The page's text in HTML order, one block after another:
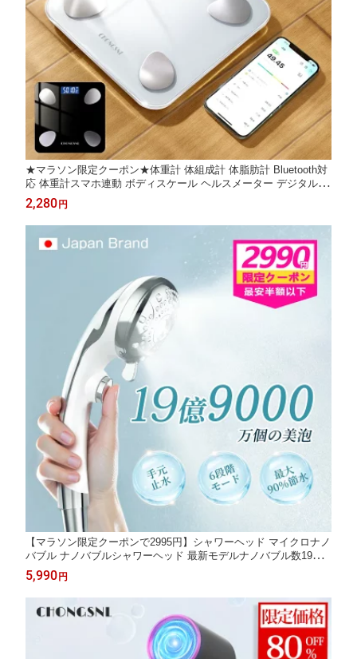
★マラソン限定クーポン★体重計 体組成計 体脂肪計 Bluetooth対
応 体重計スマホ連動 ボディスケール ヘルスメーター デジタル体
重計 シンプル軽量薄型 高精度 iOS/Android体脂肪率 BMI値 筋肉
量 基礎代謝量 体内水分測定 体脂肪量骨量 内臓脂肪 タンパク質
コンパクト
2,280 円
【マラソン限定クーポンで2995円】シャワーヘッド マイクロナノ
バブル ナノバブルシャワーヘッド 最新モデルナノバブル数19億9
000万個 ミスト6つモード 節水シャワーヘッド 強い水圧 高洗浄力
手元止水 毛穴ケア 頭皮ケア 汚れ除去 美肌保湿 しゃわーへっど
5,990 円